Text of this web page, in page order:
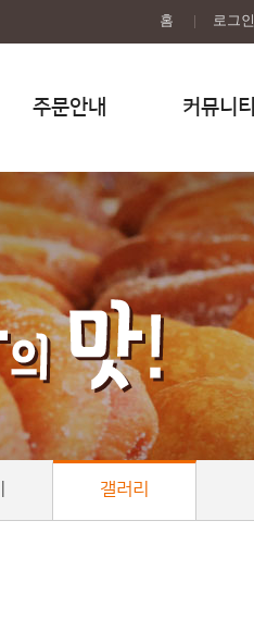
홈 | 로그인
주문안내 커뮤니티
갤러리